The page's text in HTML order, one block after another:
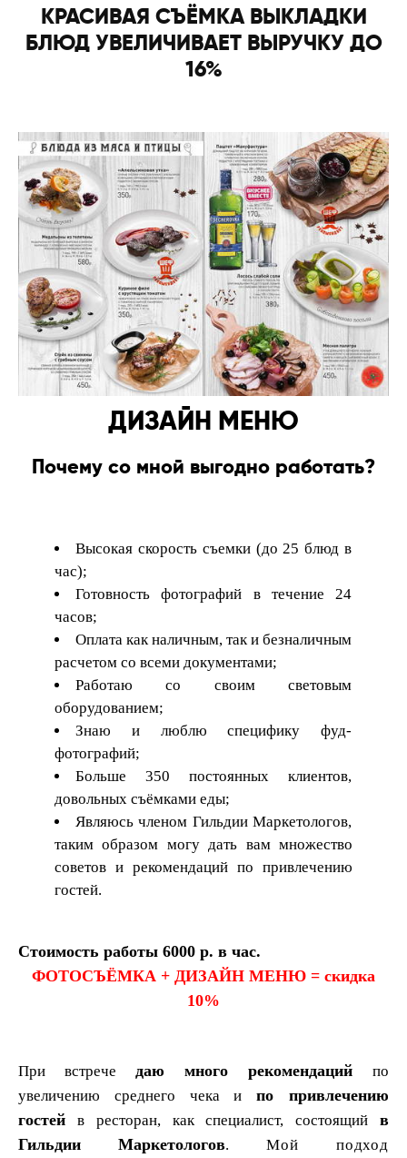
КРАСИВАЯ СЪЁМКА ВЫКЛАДКИ
БЛЮД УВЕЛИЧИВАЕТ ВЫРУЧКУ ДО
16%
ДИЗАЙН МЕНЮ
Почему со мной выгодно работать?
Высокая скорость съемки (до 25 блюд в
час);
Готовность фотографий в течение 24
часов;
Оплата как наличным, так и безналичным
расчетом со всеми документами;
Работаю со своим световым
оборудованием;
Знаю и люблю специфику фуд-
фотографий;
Больше 350 постоянных клиентов,
довольных съёмками еды;
Являюсь членом Гильдии Маркетологов,
таким образом могу дать вам множество
советов и рекомендаций по привлечению
гостей.
Стоимость работы 6000 р. в час.
ФОТОСЪЁМКА + ДИЗАЙН МЕНЮ = скидка
10%
При встрече даю много рекомендаций по
увеличению среднего чека и по привлечению
гостей в ресторан, как специалист, состоящий в
Гильдии Маркетологов. Мой подход